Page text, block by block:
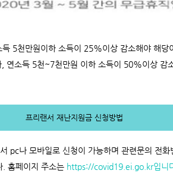
5천만원이하 소득이 25%이상 감소해야 해당
소득 5천~7천만원 이하 소득이 50%이상 감
프리랜서 재난지원금 신청방법
pc나 모바일로 신청이 가능하며 관련문의 전
. 홈페이지 주소는 https://covid19.ei.go.kr입니